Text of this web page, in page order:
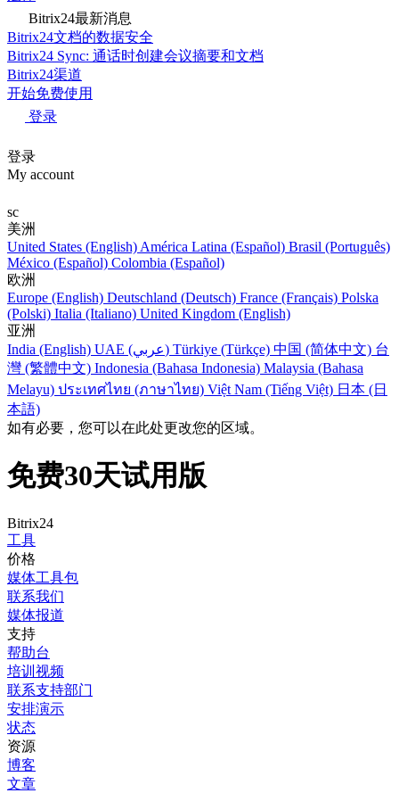
Bitrix24最新消息
Bitrix24文档的数据安全
Bitrix24 Sync: 通话时创建会议摘要和文档
Bitrix24渠道
开始免费使用
登录
登录
My account
sc
美洲
United States (English) América Latina (Español) Brasil (Português)
México (Español) Colombia (Español)
欧洲
Europe (English) Deutschland (Deutsch) France (Français) Polska
(Polski) Italia (Italiano) United Kingdom (English)
亚洲
India (English)
UAE (عربي) Türkiye (Türkçe) 中国 (简体中文) 台
灣 (繁體中文) Indonesia (Bahasa Indonesia) Malaysia (Bahasa
Melayu) ประเทศไทย (ภาษาไทย) Việt Nam (Tiếng Việt) 日本 (日
本語)
如有必要，您可以在此处更改您的区域。
免费30天试用版
Bitrix24
工具
价格
媒体工具包
联系我们
媒体报道
支持
帮助台
培训视频
联系支持部门
安排演示
状态
资源
博客
文章